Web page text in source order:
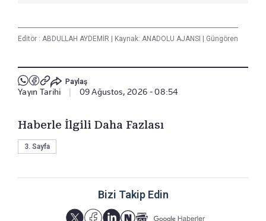
Editör : ABDULLAH AYDEMİR Kaynak: ANADOLU AJANSI Güngören
Paylaş
Yayın Tarihi 09 Ağustos, 2026 - 08:54
Haberle İlgili Daha Fazlası
3. Sayfa
Bizi Takip Edin